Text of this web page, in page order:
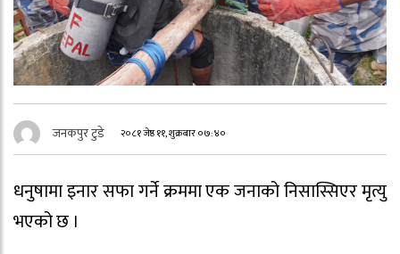
जनकपुर टुडे २०८१ जेष्ठ ११, शुक्रबार ०७:४०
धनुषामा इनार सफा गर्ने क्रममा एक जनाको निसास्सिएर मृत्यु
भएको छ ।